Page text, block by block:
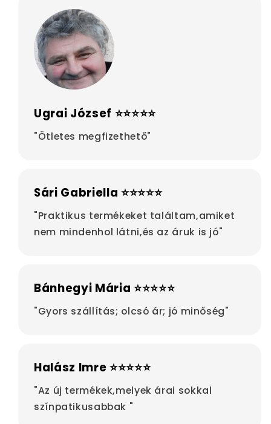
Ugrai József ⭐⭐⭐⭐⭐
"Ötletes megfizethető"
Sári Gabriella ⭐⭐⭐⭐⭐
"Praktikus termékeket találtam,amiket
nem mindenhol látni,és az áruk is jó"
Bánhegyi Mária ⭐⭐⭐⭐⭐
"Gyors szállítás; olcsó ár; jó minőség"
Halász Imre ⭐⭐⭐⭐⭐
"Az új termékek,melyek árai sokkal
színpatikusabbak "